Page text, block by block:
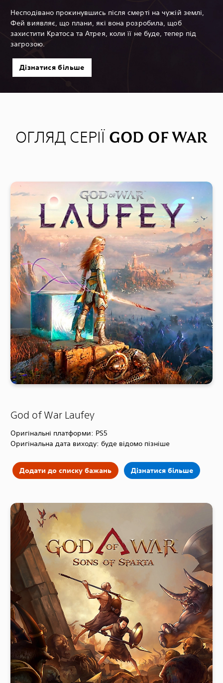
Несподівано прокинувшись після смерті на чужій землі,
Фей виявляє, що плани, які вона розробила, щоб
захистити Кратоса та Атрея, коли її не буде, тепер під
загрозою.
Дізнатися більше
ОГЛЯД СЕРІЇ GOD OF WAR
God of War Laufey
Оригінальні платформи: PS5
Оригінальна дата виходу: буде відомо пізніше
Додати до списку бажань Дізнатися більше